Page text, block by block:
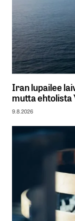
Iran lupailee
mutta ehtolista
9.8.2026